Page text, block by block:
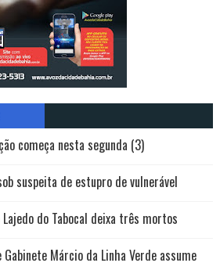
começa nesta segunda (3)
suspeita de estupro de vulnerável
do Tabocal deixa três mortos
Gabinete Márcio da Linha Verde assume